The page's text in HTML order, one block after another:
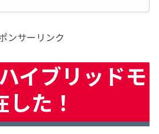
ンサーリンク
イブリッドモ
た！